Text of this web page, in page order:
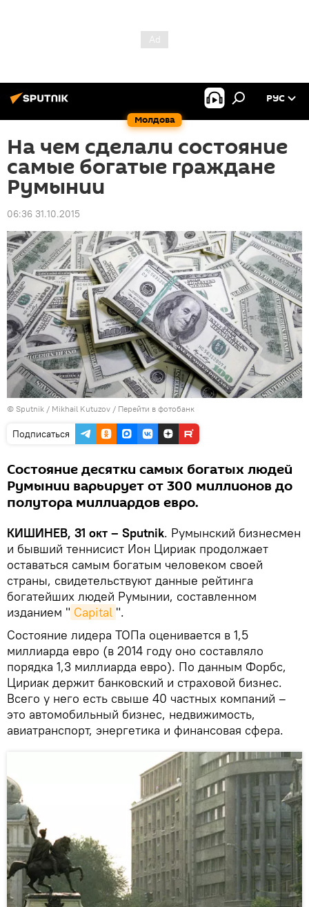
Молдова
РУС
На чем сделали состояние
самые богатые граждане
Румынии
06:36 31.10.2015
© Sputnik / Mikhail Kutuzov / Перейти в фотобанк
Подписаться
Состояние десятки самых богатых людей
Румынии варьирует от 300 миллионов до
полутора миллиардов евро.
КИШИНЕВ, 31 окт – Sputnik. Румынский бизнесмен
и бывший теннисист Ион Цириак продолжает
оставаться самым богатым человеком своей
страны, свидетельствуют данные рейтинга
богатейших людей Румынии, составленном
изданием " Capital ".
Состояние лидера ТОПа оценивается в 1,5
миллиарда евро (в 2014 году оно составляло
порядка 1,3 миллиарда евро). По данным Форбс,
Цириак держит банковский и страховой бизнес.
Всего у него есть свыше 40 частных компаний –
это автомобильный бизнес, недвижимость,
авиатранспорт, энергетика и финансовая сфера.